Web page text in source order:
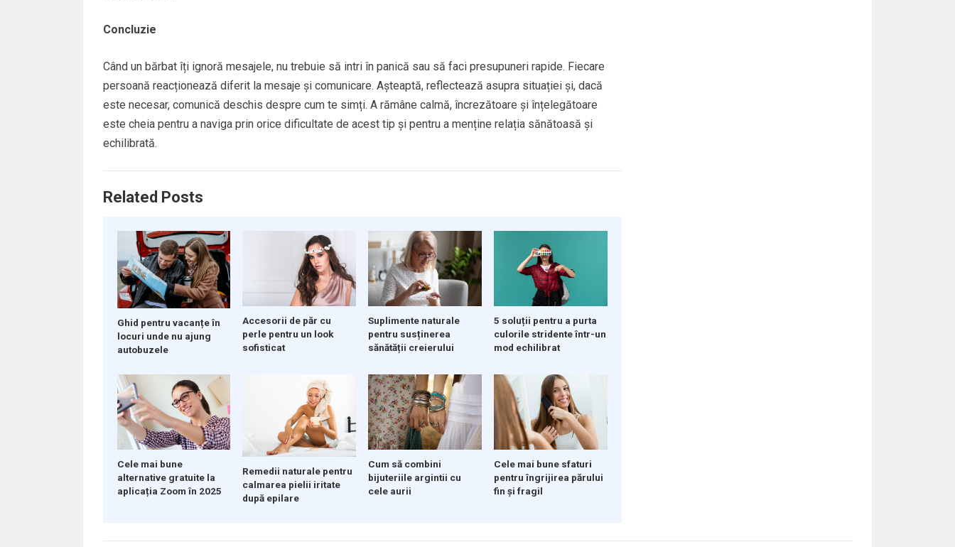
Concluzie
Când un bărbat îți ignoră mesajele, nu trebuie să intri în panică sau să faci presupuneri rapide. Fiecare
persoană reacționează diferit la mesaje și comunicare. Așteaptă, reflectează asupra situației și, dacă
este necesar, comunică deschis despre cum te simți. A rămâne calmă, încrezătoare și înțelegătoare
este cheia pentru a naviga prin orice dificultate de acest tip și pentru a menține relația sănătoasă și
echilibrată.
Related Posts
Ghid pentru vacanțe în
locuri unde nu ajung
autobuzele
Accesorii de păr cu
perle pentru un look
sofisticat
Suplimente naturale
pentru susținerea
sănătății creierului
5 soluții pentru a purta
culorile stridente într-un
mod echilibrat
Cele mai bune
alternative gratuite la
aplicația Zoom în 2025
Remedii naturale pentru
calmarea pielii iritate
după epilare
Cum să combini
bijuteriile argintii cu
cele aurii
Cele mai bune sfaturi
pentru îngrijirea părului
fin și fragil